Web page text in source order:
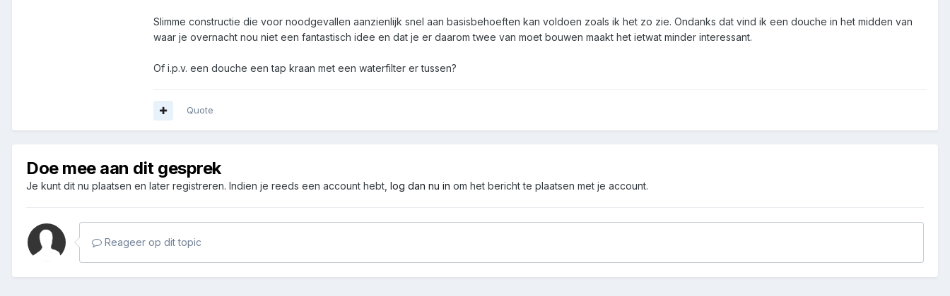
Slimme constructie die voor noodgevallen aanzienlijk snel aan basisbehoeften kan voldoen zoals ik het zo zie. Ondanks dat vind ik een douche in het midden van
waar je overnacht nou niet een fantastisch idee en dat je er daarom twee van moet bouwen maakt het ietwat minder interessant.
Of i.p.v. een douche een tap kraan met een waterfilter er tussen?
Quote
Doe mee aan dit gesprek
Je kunt dit nu plaatsen en later registreren. Indien je reeds een account hebt, log dan nu in om het bericht te plaatsen met je account.
Reageer op dit topic